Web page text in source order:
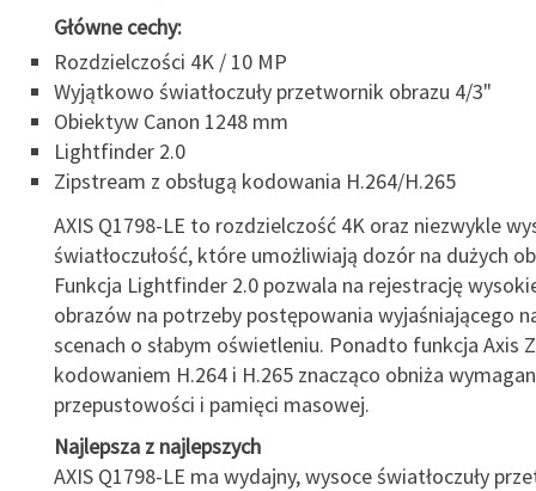
Główne cechy:
Rozdzielczości 4K / 10 MP
Wyjątkowo światłoczuły przetwornik obrazu 4/3"
Obiektyw Canon 1248 mm
Lightfinder 2.0
Zipstream z obsługą kodowania H.264/H.265
AXIS Q1798-LE to rozdzielczość 4K oraz niezwykle
światłoczułość, które umożliwiają dozór na dużych
Funkcja Lightfinder 2.0 pozwala na rejestrację
obrazów na potrzeby postępowania wyjaśniającego
scenach o słabym oświetleniu. Ponadto funkcja Axis
kodowaniem H.264 i H.265 znacząco obniża
przepustowości i pamięci masowej.
Najlepsza z najlepszych
AXIS Q1798-LE ma wydajny, wysoce światłoczuły